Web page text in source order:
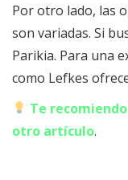
Por otro lado, las
son variadas. Si
Parikia. Para una
como Lefkes
Te
otro artículo.